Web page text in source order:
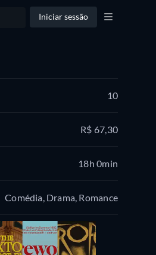
Iniciar sessão
10
R$ 67,30
18h 0min
Comédia, Drama, Romance